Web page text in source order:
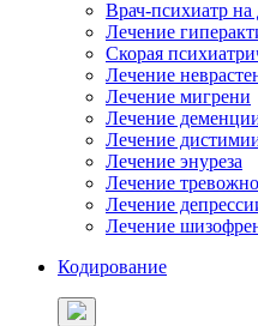
Врач-психиатр на
Лечение
Скорая
Лечение
Лечение мигрени
Лечение
Лечение
Лечение энуреза
Лечение
Лечение
Лечение
Кодирование